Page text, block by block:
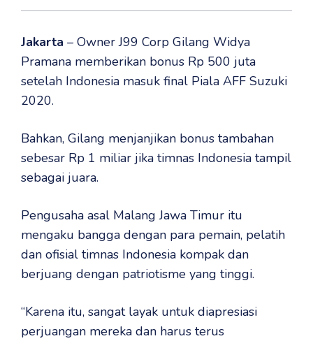
Jakarta – Owner J99 Corp Gilang Widya
Pramana memberikan bonus Rp 500 juta
setelah Indonesia masuk final Piala AFF Suzuki
2020.
Bahkan, Gilang menjanjikan bonus tambahan
sebesar Rp 1 miliar jika timnas Indonesia tampil
sebagai juara.
Pengusaha asal Malang Jawa Timur itu
mengaku bangga dengan para pemain, pelatih
dan ofisial timnas Indonesia kompak dan
berjuang dengan patriotisme yang tinggi.
“Karena itu, sangat layak untuk diapresiasi
perjuangan mereka dan harus terus